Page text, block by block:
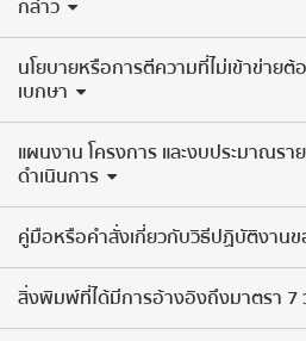
กล่าว
นโยบายหรือการตีความที่ไม่เข้าข่าย
เบกษา
แผนงาน โครงการ และงบประมาณร
ดำเนินการ
คู่มือหรือคำสั่งเกี่ยวกับวิธีปฏิบัติงานข
สิ่งพิมพ์ที่ได้มีการอ้างอิงถึงมาตรา 7